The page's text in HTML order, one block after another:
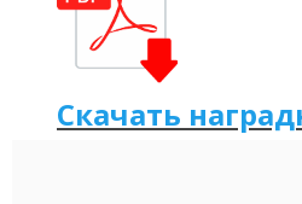
Скачать